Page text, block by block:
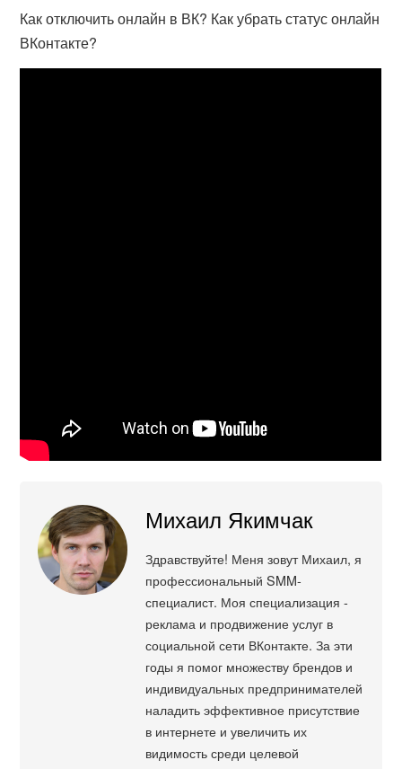
Как отключить онлайн в ВК? Как убрать статус онлайн
ВКонтакте?
Михаил Якимчак
Здравствуйте! Меня зовут Михаил, я
профессиональный SMM-
специалист. Моя специализация -
реклама и продвижение услуг в
социальной сети ВКонтакте. За эти
годы я помог множеству брендов и
индивидуальных предпринимателей
наладить эффективное присутствие
в интернете и увеличить их
видимость среди целевой